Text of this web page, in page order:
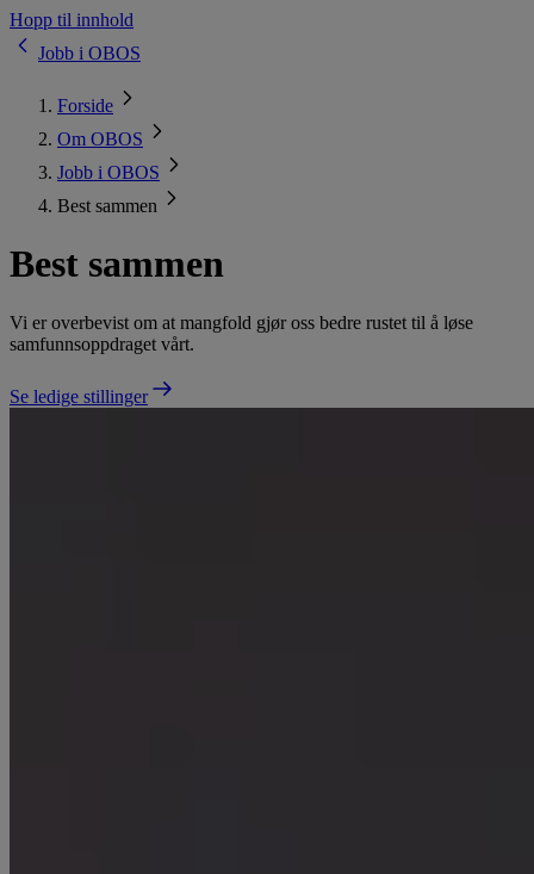
Hopp til innhold
Jobb i OBOS
Forside
Om OBOS
Jobb i OBOS
Best sammen
Best sammen
Vi er overbevist om at mangfold gjør oss bedre rustet til å løse
samfunnsoppdraget vårt.
Se ledige stillinger